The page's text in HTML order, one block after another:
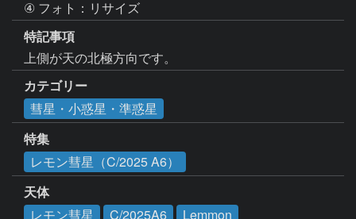
特記事項
上側が天の北極方向です。
カテゴリー
彗星・小惑星・準惑星
特集
レモン彗星（C/2025 A6）
天体
レモン彗星
C/2025A6 Lemmon